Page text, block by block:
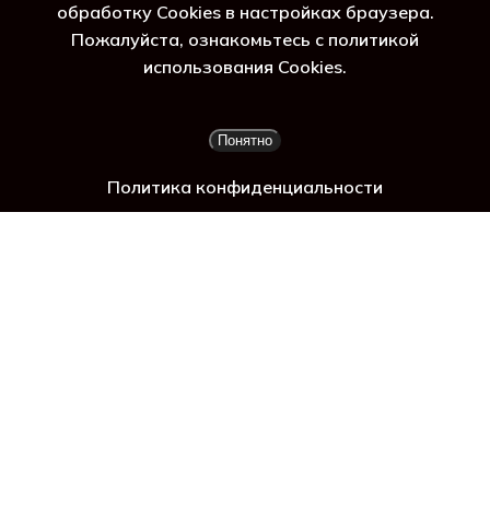
Просмотр корзины
обработку Cookies в настройках браузера.
Пожалуйста, ознакомьтесь с политикой
использования Cookies.
Понятно
Политика конфиденциальности